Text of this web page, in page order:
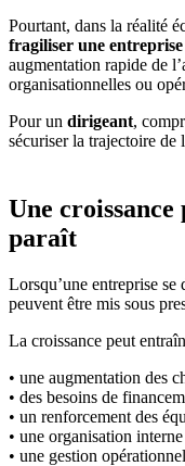
Pourtant, dans la réalité
fragiliser une entreprise
augmentation rapide de
organisationnelles ou
Pour un dirigeant,
sécuriser la trajectoire de
Une croissance
paraît
Lorsqu’une entreprise
peuvent être mis sous
La croissance peut
• une augmentation des
• des besoins de
• un renforcement des
• une organisation
• une gestion